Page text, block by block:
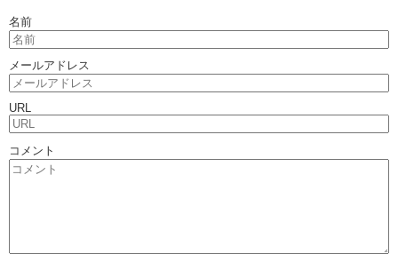
名前
メールアドレス
URL
コメント